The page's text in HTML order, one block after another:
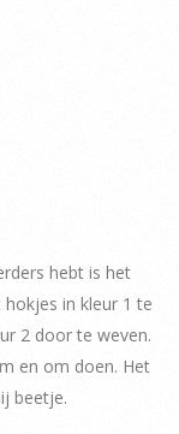
hebt is het
in kleur 1 te
2 door te weven.
en om doen. Het
beetje.